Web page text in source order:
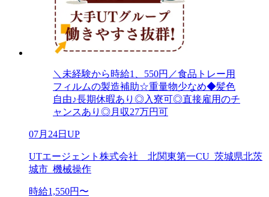
＼未経験から時給1、550円／食品トレー用
フィルムの製造補助☆重量物少なめ◆髪色
自由♪長期休暇あり◎入寮可◎直接雇用のチ
ャンスあり◎月収27万円可
07月24日UP
UTエージェント株式会社 北関東第一CU_茨城県北茨
城市_機械操作
時給1,550円〜